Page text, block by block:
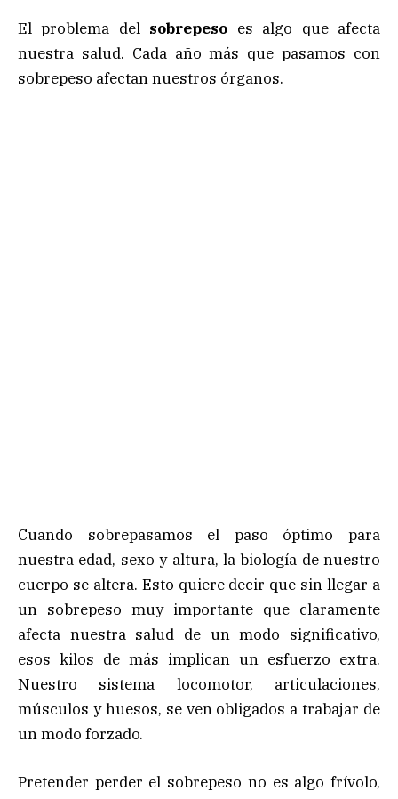
El problema del sobrepeso es algo que afecta
nuestra salud. Cada año más que pasamos con
sobrepeso afectan nuestros órganos.
Cuando sobrepasamos el paso óptimo para
nuestra edad, sexo y altura, la biología de nuestro
cuerpo se altera. Esto quiere decir que sin llegar a
un sobrepeso muy importante que claramente
afecta nuestra salud de un modo significativo,
esos kilos de más implican un esfuerzo extra.
Nuestro sistema locomotor, articulaciones,
músculos y huesos, se ven obligados a trabajar de
un modo forzado.
Pretender perder el sobrepeso no es algo frívolo,